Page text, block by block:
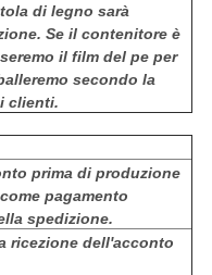
di legno sarà
Se il contenitore è
il film del pe per
secondo la
clienti.
prima di produzione
pagamento
spedizione.
ricezione dell'acconto